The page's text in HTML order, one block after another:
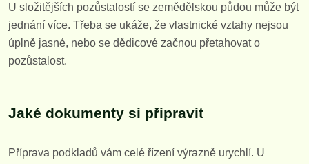
U složitějších pozůstalostí se zemědělskou půdou může být
jednání více. Třeba se ukáže, že vlastnické vztahy nejsou
úplně jasné, nebo se dědicové začnou přetahovat o
pozůstalost.
Jaké dokumenty si připravit
Příprava podkladů vám celé řízení výrazně urychlí. U